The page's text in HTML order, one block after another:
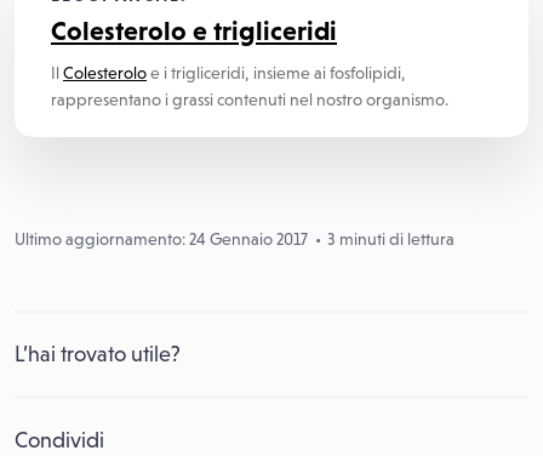
Colesterolo e trigliceridi
Il Colesteroloe i trigliceridi, insieme ai fosfolipidi,
rappresentano i grassi contenuti nel nostro organismo.
Ultimo aggiornamento: 24 Gennaio 2017 3 minuti di lettura
L’hai trovato utile?
Condividi